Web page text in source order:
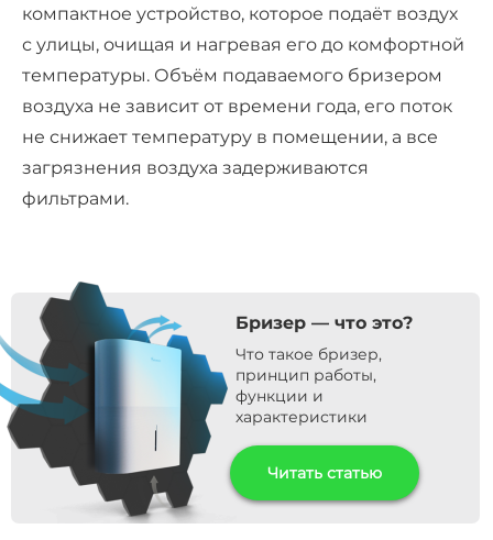
компактное устройство, которое подаёт воздух
с улицы, очищая и нагревая его до комфортной
температуры. Объём подаваемого бризером
воздуха не зависит от времени года, его поток
не снижает температуру в помещении, а все
загрязнения воздуха задерживаются
фильтрами.
Бризер — что это?
Что такое бризер,
принцип работы,
функции и
характеристики
Читать статью